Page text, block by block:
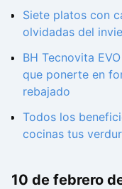
Siete platos con
olvidadas del
BH Tecnovita
que ponerte en
rebajado
Todos los
cocinas tus
10 de febrero